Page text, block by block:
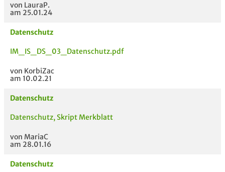
MODULE
TITEL DER UNTERLAG
von LauraP.
am 25.01.24
Datenschutz
IM_IS_DS_03_Datenschutz.pdf
von KorbiZac
am 10.02.21
Datenschutz
Datenschutz, Skript Merkblatt
von MariaC
am 28.01.16
Datenschutz